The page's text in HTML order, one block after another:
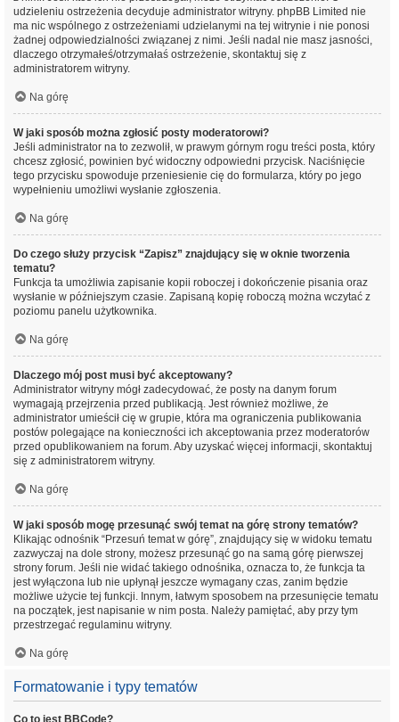
udzieleniu ostrzeżenia decyduje administrator witryny. phpBB Limited nie
ma nic wspólnego z ostrzeżeniami udzielanymi na tej witrynie i nie ponosi
żadnej odpowiedzialności związanej z nimi. Jeśli nadal nie masz jasności,
dlaczego otrzymałeś/otrzymałaś ostrzeżenie, skontaktuj się z
administratorem witryny.
Na górę
W jaki sposób można zgłosić posty moderatorowi?
Jeśli administrator na to zezwolił, w prawym górnym rogu treści posta, który
chcesz zgłosić, powinien być widoczny odpowiedni przycisk. Naciśnięcie
tego przycisku spowoduje przeniesienie cię do formularza, który po jego
wypełnieniu umożliwi wysłanie zgłoszenia.
Na górę
Do czego służy przycisk “Zapisz” znajdujący się w oknie tworzenia
tematu?
Funkcja ta umożliwia zapisanie kopii roboczej i dokończenie pisania oraz
wysłanie w późniejszym czasie. Zapisaną kopię roboczą można wczytać z
poziomu panelu użytkownika.
Na górę
Dlaczego mój post musi być akceptowany?
Administrator witryny mógł zadecydować, że posty na danym forum
wymagają przejrzenia przed publikacją. Jest również możliwe, że
administrator umieścił cię w grupie, która ma ograniczenia publikowania
postów polegające na konieczności ich akceptowania przez moderatorów
przed opublikowaniem na forum. Aby uzyskać więcej informacji, skontaktuj
się z administratorem witryny.
Na górę
W jaki sposób mogę przesunąć swój temat na górę strony tematów?
Klikając odnośnik “Przesuń temat w górę”, znajdujący się w widoku tematu
zazwyczaj na dole strony, możesz przesunąć go na samą górę pierwszej
strony forum. Jeśli nie widać takiego odnośnika, oznacza to, że funkcja ta
jest wyłączona lub nie upłynął jeszcze wymagany czas, zanim będzie
możliwe użycie tej funkcji. Innym, łatwym sposobem na przesunięcie tematu
na początek, jest napisanie w nim posta. Należy pamiętać, aby przy tym
przestrzegać regulaminu witryny.
Na górę
Formatowanie i typy tematów